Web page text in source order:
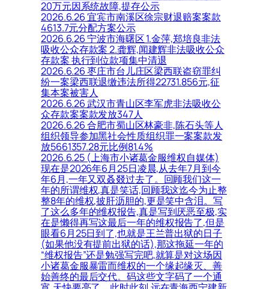
20万元因系统故障,提存公示
2026.6.26 宜宾市南溪区徐宗财退赔案案款
4613.7元分配方案公示
2026.6.26 宁波市海曙区 1.金萍,郑培良非法
吸收公众存款案 2.龚辉,闻建辉非法吸收公众
存款案 执行到位款项集中清退
2026.6.26 枣庄市台儿庄区梁西联盗窃罪纠
纷一案梁西联退缴违法所得22731.856元,征
集本案被害人
2026.6.26 武汉市青山区李军虎非法吸收公
众存款案案款发放347人
2026.6.26 合肥市蜀山区林豪非,陈石头等人
组织领导参加黑社会性质组织罪一案案款发
放5661357.28元比例81.4%
2026.6.25 (上海市小诸葛金服维权自媒体)
现在是2026年6月25日凌晨,从去年7月到今
年6月,一年又双叒叕过去了。回顾我们这一
年的所谓维权,真是笑话,回顾我这迄今为止整
整8年的维权,披肝沥胆的,更是笑中含泪。写
了这么多年的维权报告,真是写到厌恶至极,实
在是懒得再写这最后一年的维权报告了,但是
眼看6月25日到了,也就是王兰普出狱的日子
(如果他没有提前出狱的话),那这拖延一年的
“维权报告”还是勉强写完吧,就算是对这场因
小诸葛金服暴雷而维权的一个缘起缘灭、善
始善终的最后交代。码这些文字码了一个通